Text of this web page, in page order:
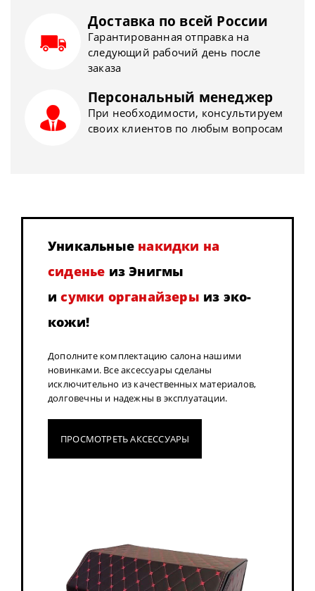
Доставка по всей России
Гарантированная отправка на
следующий рабочий день после
заказа
Персональный менеджер
При необходимости, консультируем
своих клиентов по любым вопросам
Уникальные накидки на
сиденье из Энигмы
исумки органайзеры из эко-
кожи!
Дополните комплектацию салона нашими
новинками. Все аксессуары сделаны
исключительно из качественных материалов,
долговечны и надежны в эксплуатации.
ПРОСМОТРЕТЬ АКСЕССУАРЫ